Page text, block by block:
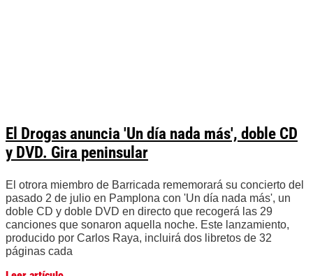
El Drogas anuncia 'Un día nada más', doble CD
y DVD. Gira peninsular
El otrora miembro de Barricada rememorará su concierto del
pasado 2 de julio en Pamplona con 'Un día nada más', un
doble CD y doble DVD en directo que recogerá las 29
canciones que sonaron aquella noche. Este lanzamiento,
producido por Carlos Raya, incluirá dos libretos de 32
páginas cada